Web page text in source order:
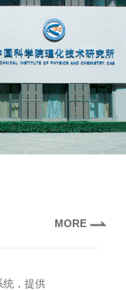
MORE
统，提供